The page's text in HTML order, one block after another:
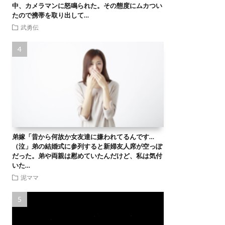
中、カメラマンに怒鳴られた。その態度にムカつい
たので携帯を取り出して…
武勇伝
弟嫁「昔から何故か女友達に嫌われてるんです…
（泣」弟の結婚式に参列すると新婦友人席が空っぽ
だった。弟や両親は慰めていたんだけど、私は気付
いた…
泥ママ